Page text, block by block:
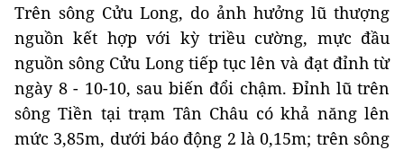
Trên sông Cửu Long, do ảnh hưởng lũ thượng
nguồn kết hợp với kỳ triều cường, mực đầu
nguồn sông Cửu Long tiếp tục lên và đạt đỉnh từ
ngày 8 - 10-10, sau biến đổi chậm. Đỉnh lũ trên
sông Tiền tại trạm Tân Châu có khả năng lên
mức 3,85m, dưới báo động 2 là 0,15m; trên sông